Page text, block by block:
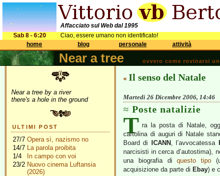
Affacciato sul Web dal 1995
Sab 8 - 6:20
Ciao, essere umano non identificato!
home
blog personale attività
Near a tree ovvero come rovinarsi
Near a tree by a river
there's a hole in the ground
ULTIMI POST
27/7 Opera sì, nazismo no
14/7 La parola proibita
1/4
In campo con voi
23/2 Nuovo cinema Luftansia
(2026)
« Il senso del Natale
Martedì 26 Dicembre 2006, 14:46
Poste natalizie
T ra la posta di Natale,
cartolina di auguri di Natale
Board di
ICANN , l’avvocatessa
narcisisti in cerca d’autostima),
una biografia diquesto tipo
acquisizione da parte di Ebay) e